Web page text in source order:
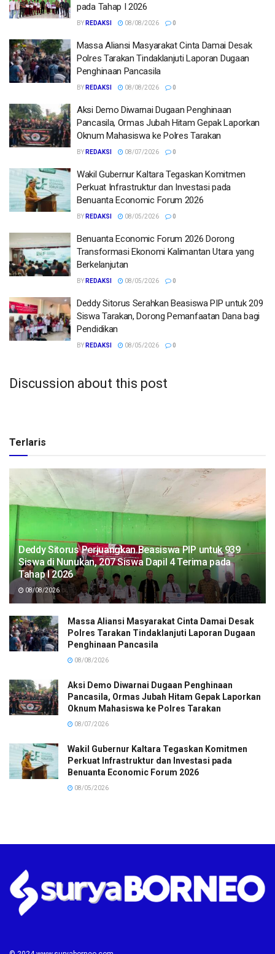
pada Tahap I 2026
BY REDAKSI 08/08/2026 0
Massa Aliansi Masyarakat Cinta Damai Desak
Polres Tarakan Tindaklanjuti Laporan Dugaan
Penghinaan Pancasila
BY REDAKSI 08/08/2026 0
Aksi Demo Diwarnai Dugaan Penghinaan
Pancasila, Ormas Jubah Hitam Gepak Laporkan
Oknum Mahasiswa ke Polres Tarakan
BY REDAKSI 08/07/2026 0
Wakil Gubernur Kaltara Tegaskan Komitmen
Perkuat Infrastruktur dan Investasi pada
Benuanta Economic Forum 2026
BY REDAKSI 08/05/2026 0
Benuanta Economic Forum 2026 Dorong
Transformasi Ekonomi Kalimantan Utara yang
Berkelanjutan
BY REDAKSI 08/05/2026 0
Deddy Sitorus Serahkan Beasiswa PIP untuk 209
Siswa Tarakan, Dorong Pemanfaatan Dana bagi
Pendidikan
BY REDAKSI 08/05/2026 0
Discussion about this post
Terlaris
Deddy Sitorus Perjuangkan Beasiswa PIP untuk 939
Siswa di Nunukan, 207 Siswa Dapil 4 Terima pada
Tahap I 2026
08/08/2026
Massa Aliansi Masyarakat Cinta Damai Desak
Polres Tarakan Tindaklanjuti Laporan Dugaan
Penghinaan Pancasila
08/08/2026
Aksi Demo Diwarnai Dugaan Penghinaan
Pancasila, Ormas Jubah Hitam Gepak Laporkan
Oknum Mahasiswa ke Polres Tarakan
08/07/2026
Wakil Gubernur Kaltara Tegaskan Komitmen
Perkuat Infrastruktur dan Investasi pada
Benuanta Economic Forum 2026
08/05/2026